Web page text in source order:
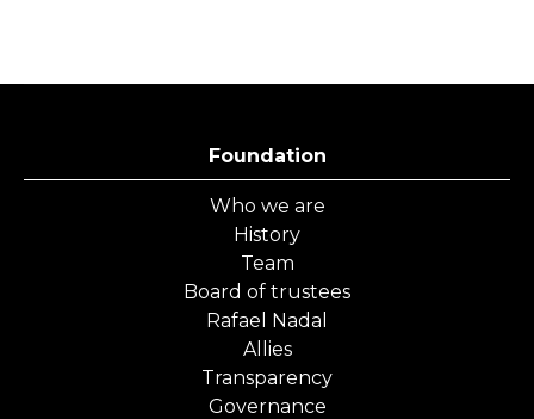
Foundation
Who we are
History
Team
Board of trustees
Rafael Nadal
Allies
Transparency
Governance